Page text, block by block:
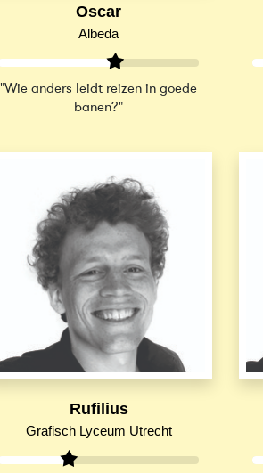
Oscar
Albeda
"Wie anders leidt reizen in goede
banen?"
Rufilius
Grafisch Lyceum Utrecht